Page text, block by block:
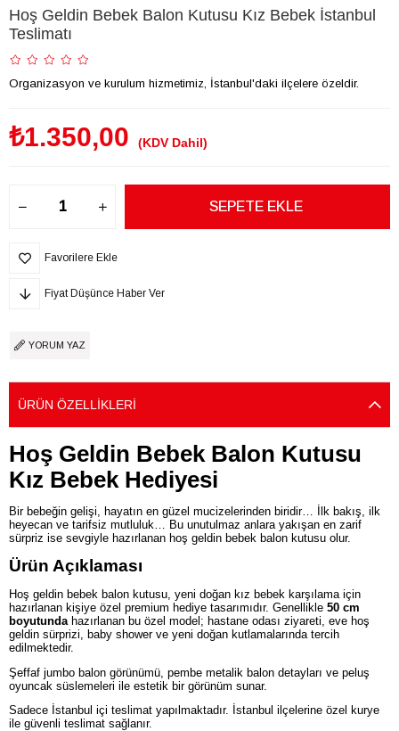
Hoş Geldin Bebek Balon Kutusu Kız Bebek İstanbul
Teslimatı
Organizasyon ve kurulum hizmetimiz, İstanbul'daki ilçelere özeldir.
₺1.350,00 (KDV Dahil)
Favorilere Ekle
Fiyat Düşünce Haber Ver
YORUM YAZ
ÜRÜN ÖZELLIKLERI
Hoş Geldin Bebek Balon Kutusu
Kız Bebek Hediyesi
Bir bebeğin gelişi, hayatın en güzel mucizelerinden biridir… İlk bakış, ilk
heyecan ve tarifsiz mutluluk… Bu unutulmaz anlara yakışan en zarif
sürpriz ise sevgiyle hazırlanan hoş geldin bebek balon kutusu olur.
Ürün Açıklaması
Hoş geldin bebek balon kutusu, yeni doğan kız bebek karşılama için
hazırlanan kişiye özel premium hediye tasarımıdır. Genellikle 50 cm
boyutunda hazırlanan bu özel model; hastane odası ziyareti, eve hoş
geldin sürprizi, baby shower ve yeni doğan kutlamalarında tercih
edilmektedir.
Şeffaf jumbo balon görünümü, pembe metalik balon detayları ve peluş
oyuncak süslemeleri ile estetik bir görünüm sunar.
Sadece İstanbul içi teslimat yapılmaktadır. İstanbul ilçelerine özel kurye
ile güvenli teslimat sağlanır.